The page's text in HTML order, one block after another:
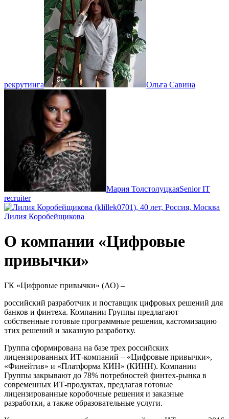
рекрутинга Ольга Савина
Мария ТолстолуцкаяSenior IT
recruiter
Лилия Коробейщикова
О компании «Цифровые
привычки»
ГК «Цифровые привычки» (АО) –
российский разработчик и поставщик цифровых решений для
банков и финтеха. Компании Группы предлагают
собственные готовые программные решения, кастомизацию
этих решений и заказную разработку.
Группа сформирована на базе трех российских
лицензированных ИТ-компаний – «Цифровые привычки»,
«Финейтив» и «Платформа КИН» (КИНН). Компании
Группы закрывают до 78% потребностей финтех-рынка в
современных ИТ-продуктах, предлагая готовые
лицензированные коробочные решения и заказные
разработки, а также образовательные услуги.